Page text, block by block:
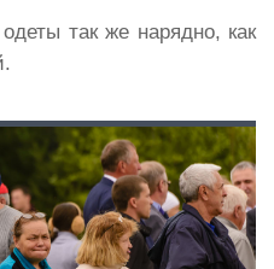
так же нарядно, как